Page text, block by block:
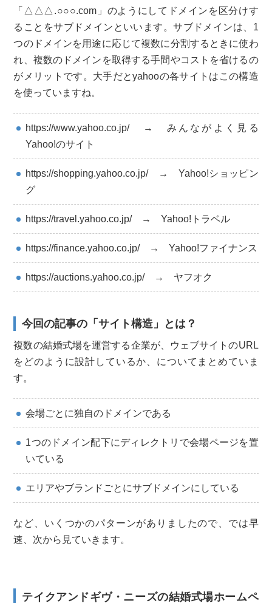
「△△△.○○○.com」のようにしてドメインを区分けす
ることをサブドメインといいます。サブドメインは、1
つのドメインを用途に応じて複数に分割するときに使わ
れ、複数のドメインを取得する手間やコストを省けるの
がメリットです。大手だとyahooの各サイトはこの構造
を使っていますね。
https://www.yahoo.co.jp/ → みんながよく見る
Yahoo!のサイト
https://shopping.yahoo.co.jp/ → Yahoo!ショッピン
グ
https://travel.yahoo.co.jp/ → Yahoo!トラベル
https://finance.yahoo.co.jp/ → Yahoo!ファイナンス
https://auctions.yahoo.co.jp/ → ヤフオク
今回の記事の「サイト構造」とは？
複数の結婚式場を運営する企業が、ウェブサイトのURL
をどのように設計しているか、についてまとめていま
す。
会場ごとに独自のドメインである
1つのドメイン配下にディレクトリで会場ページを置
いている
エリアやブランドごとにサブドメインにしている
など、いくつかのパターンがありましたので、では早
速、次から見ていきます。
テイクアンドギヴ・ニーズの結婚式場ホームペ